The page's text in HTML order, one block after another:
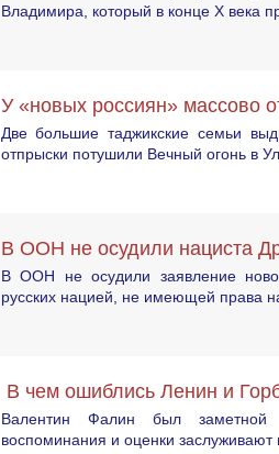
Владимира, который в конце X века
У «новых россиян» массово
Две большие таджикские семьи
отпрыски потушили Вечный огонь в
В ООН не осудили нациста
В ООН не осудили заявление
русских нацией, не имеющей права
В чем ошиблись Ленин и
Валентин Фалин был заметной
воспоминания и оценки заслуживают